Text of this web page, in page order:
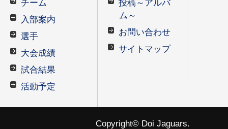
チーム
入部案内
選手
大会成績
試合結果
活動予定
投稿～アルバ
ム～
お問い合わせ
サイトマップ
Copyright© Doi Jaguars.